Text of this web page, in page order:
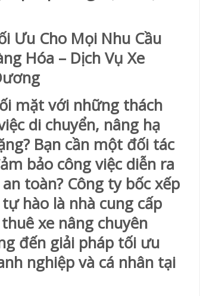
Ưu Cho Mọi Nhu Cầu
Hóa – Dịch Vụ Xe
mặt với những thách
di chuyển, nâng hạ
Bạn cần một đối tác
bảo công việc diễn ra
toàn? Công ty bốc xếp
hào là nhà cung cấp
xe nâng chuyên
đến giải pháp tối ưu
nghiệp và cá nhân tại